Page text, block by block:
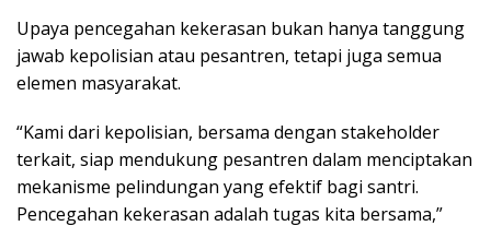
Upaya pencegahan kekerasan bukan hanya tanggung
jawab kepolisian atau pesantren, tetapi juga semua
elemen masyarakat.
“Kami dari kepolisian, bersama dengan stakeholder
terkait, siap mendukung pesantren dalam menciptakan
mekanisme pelindungan yang efektif bagi santri.
Pencegahan kekerasan adalah tugas kita bersama,”